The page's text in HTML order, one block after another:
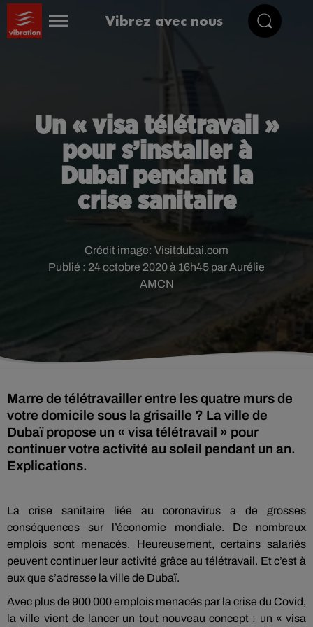
Vibrez avec nous
Un « visa télétravail »
pour s’installer à
Dubaï pendant la
crise sanitaire
Publié : 24 octobre 2020 à 16h45 par Aurélie
AMCN
Crédit image: Visitdubai.com
Marre de télétravailler entre les quatre murs de
votre domicile sous la grisaille ? La ville de
Dubaï propose un « visa télétravail » pour
continuer votre activité au soleil pendant un an.
Explications.
La crise sanitaire liée au coronavirus a de grosses
conséquences sur l’économie mondiale. De nombreux
emplois sont menacés. Heureusement, certains salariés
peuvent continuer leur activité grâce au télétravail. Et c’est à
eux que s’adresse la ville de Dubaï.
Avec plus de 900 000 emplois menacés par la crise du Covid,
la ville vient de lancer un tout nouveau concept : un « visa